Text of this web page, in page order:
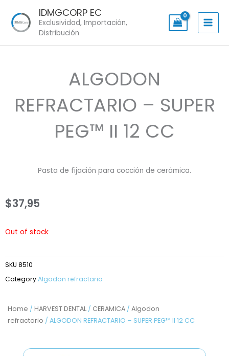
content
IDMGCORP EC
Exclusividad, Importación,
Distribución
Home / HARVEST DENTAL / CERAMICA / Algodon
refractario / ALGODON REFRACTARIO – SUPER PEG™ II 12 CC
ALGODON
REFRACTARIO – SUPER
PEG™ II 12 CC
Pasta de fijación para cocción de cerámica.
$37,95
Out of stock
SKU 8510
CategoryAlgodon refractario